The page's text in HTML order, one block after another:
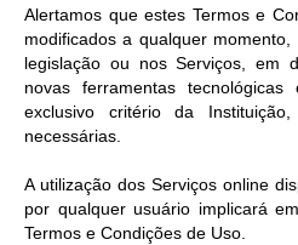
Carta de Serviços
Notícias
Turismo
Galeria de Vídeos
Alertamos que estes Termos e
modificados a qualquer
legislação ou nos Serviços, em
novas ferramentas
exclusivo critério da
necessárias.
A utilização dos Serviços online
por qualquer usuário implicará
Termos e Condições de Uso.